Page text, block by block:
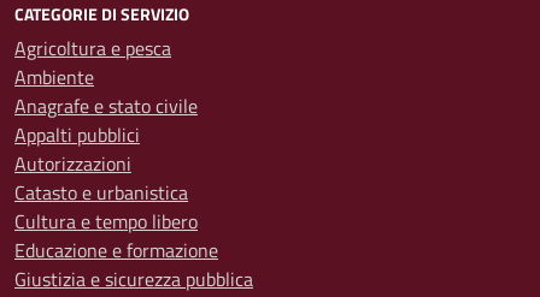
CATEGORIE DI SERVIZIO
Agricoltura e pesca
Ambiente
Anagrafe e stato civile
Appalti pubblici
Autorizzazioni
Catasto e urbanistica
Cultura e tempo libero
Educazione e formazione
Giustizia e sicurezza pubblica